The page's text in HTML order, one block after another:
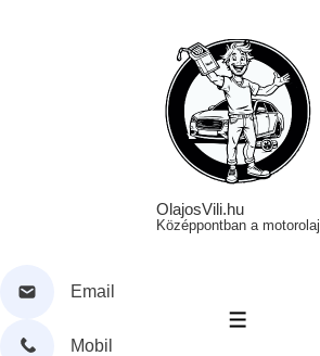
OlajosVili.hu
Középpontban a motorolaj
Email
Mobil
MENÜ